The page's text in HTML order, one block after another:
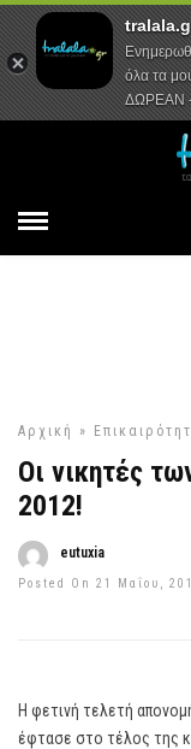
Αρχική »
Οι νικητές
2012!
eutuxia
Posted On 21 Μαΐου,
H φετινή τελετή
έφτασε στο τέλος της
όλα τα
ΔΩΡΕΑΝ -